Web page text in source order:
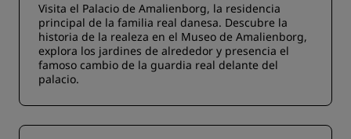
Visita el Palacio de Amalienborg, la residencia
principal de la familia real danesa. Descubre la
historia de la realeza en el Museo de Amalienborg,
explora los jardines de alrededor y presencia el
famoso cambio de la guardia real delante del
palacio.